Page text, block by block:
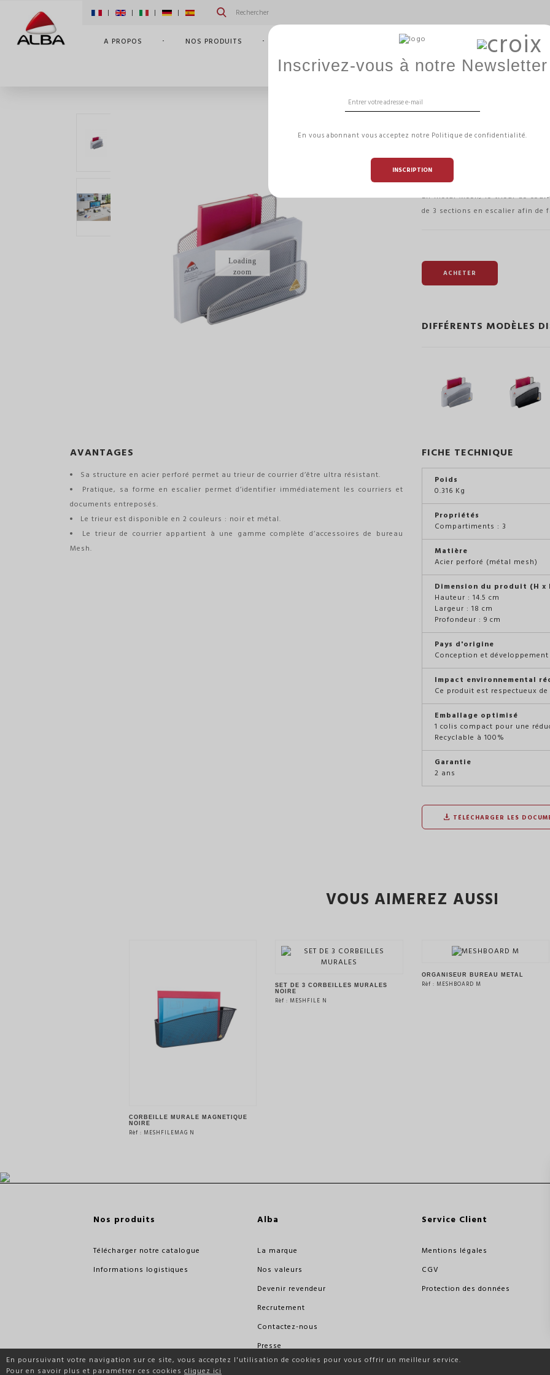
| | | |
A PROPOS NOS PRODUITS GAMME HIZÏA
ACCESSOIRES DE BUREAU TRIEUR COURRIER BUREAU GRIS MÉTAL
Loading
zoom
TRIEUR
MÉTAL
Référence
En métal Mesh, le trieur de
de 3 sections en escalier afin
ACHETER
DIFFÉRENTS MODÈLES
AVANTAGES
Sa structure en acier perforé permet au trieur de courrier d’être ultra résistant.
Pratique, sa forme en escalier permet d’identifier immédiatement les courriers et
documents entreposés.
Le trieur est disponible en 2 couleurs : noir et métal.
Le trieur de courrier appartient à une gamme complète d’accessoires de bureau
Mesh.
FICHE TECHNIQUE
Poids
0.316 Kg
Propriétés
Compartiments : 3
Matière
Acier perforé (métal mesh)
Dimension du produit (H x
Hauteur : 14.5 cm
Largeur : 18 cm
Profondeur : 9 cm
Pays d'origine
Conception et
Impact environnemental
Ce produit est respectueux
Emballage optimisé
1 colis compact pour une
Recyclable à 100%
Garantie
2 ans
TÉLÉCHARGER LES
VOUS AIMEREZ AUSSI
CORBEILLE MURALE MAGNÉTIQUE
NOIRE
Rèf : MESHFILEMAG N
SET DE 3 CORBEILLES MURALES
NOIRE
Rèf : MESHFILE N
ORGANISEUR BUREAU MÉTAL
Rèf : MESHBOARD M
Nos produits
Télécharger notre catalogue
Informations logistiques
Alba
La marque
Nos valeurs
Devenir revendeur
Recrutement
Contactez-nous
Presse
Professionnel
Service Client
Mentions légales
CGV
Protection des données
Inscrivez-vous à notre Newsletter
En vous abonnant vous acceptez notre Politique de confidentialité.
INSCRIPTION
En poursuivant votre navigation sur ce site, vous acceptez l'utilisation de cookies pour vous offrir un meilleur service.
Pour en savoir plus et paramétrer ces cookies cliquez ici